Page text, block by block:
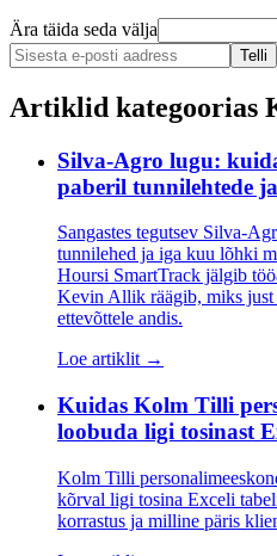
Ära täida seda välja
Telli
Artiklid kategoorias
Silva-Agro lugu:
paberil tunnilehtede
Sangastes tegutsev Silva-
tunnilehed ja iga kuu lõhki
Hoursi SmartTrack jälgib
Kevin Allik räägib, miks just
ettevõttele andis.
Loe artiklit →
Kuidas Kolm Tilli
loobuda ligi tosinast
Kolm Tilli
kõrval ligi tosina Exceli
korrastus ja milline päris